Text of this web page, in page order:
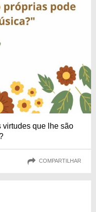
virtudes que lhe são
COMPARTILHAR